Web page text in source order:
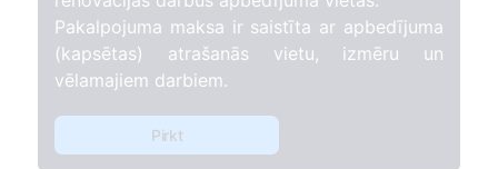
Pakalpojuma maksa ir saistīta ar apbedījuma
(kapsētas) atrašanās vietu, izmēru un
vēlamajiem darbiem.
Pirkt